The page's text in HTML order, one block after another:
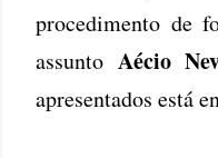
procedimento de
assunto Aécio
apresentados está